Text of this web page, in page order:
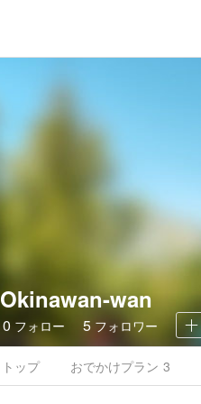
Okinawan-wan
0 フォロー 5 フォロワー
トップ おでかけプラン 3